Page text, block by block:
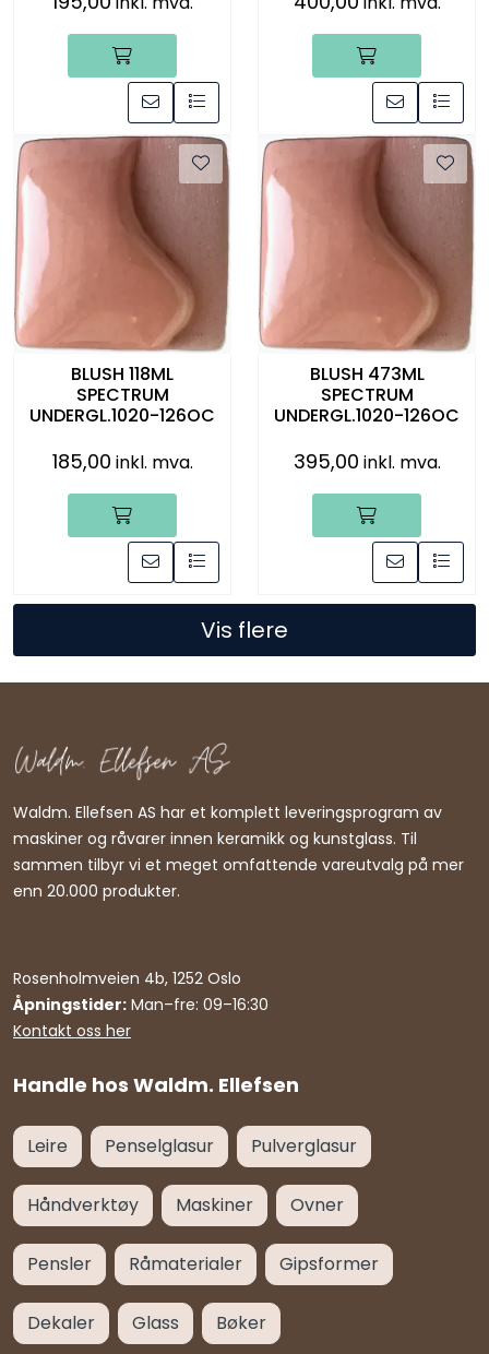
BLUSH 118ML
SPECTRUM
UNDERGL.1020-126OC
185,00 inkl. mva.
BLUSH 473ML
SPECTRUM
UNDERGL.1020-126OC
395,00 inkl. mva.
Vis flere
Handle hos Waldm. Ellefsen
Waldm. Ellefsen AS har et komplett leveringsprogram av
maskiner og råvarer innen keramikk og kunstglass. Til
sammen tilbyr vi et meget omfattende vareutvalg på mer
enn 20.000 produkter.
Rosenholmveien 4b, 1252 Oslo
Åpningstider: Man–fre: 09–16:30
Kontakt oss her
Leire Penselglasur Pulverglasur
Håndverktøy Maskiner Ovner
Pensler Råmaterialer Gipsformer
Dekaler Glass Bøker